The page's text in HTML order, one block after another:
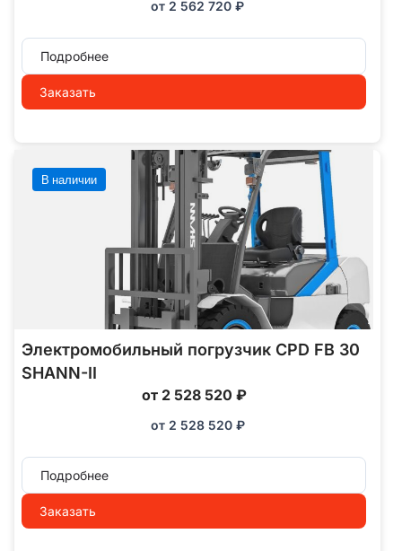
от 2 562 720 ₽
Подробнее
Заказать
В наличии
Электромобильный погрузчик CPD FB 30
SHANN-II
от 2 528 520 ₽
от 2 528 520 ₽
Подробнее
Заказать